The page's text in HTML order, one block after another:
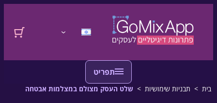
התחברות
בית > תבניות שימושיות > שלט העסק מצולם במצלמות אבטחה